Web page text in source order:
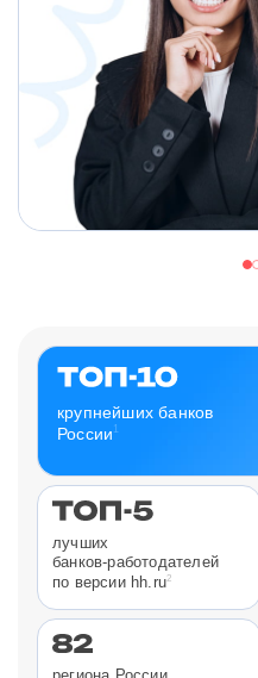
крупнейших банков
России 1
лучших
банков-работодателей
по версии hh.ru2